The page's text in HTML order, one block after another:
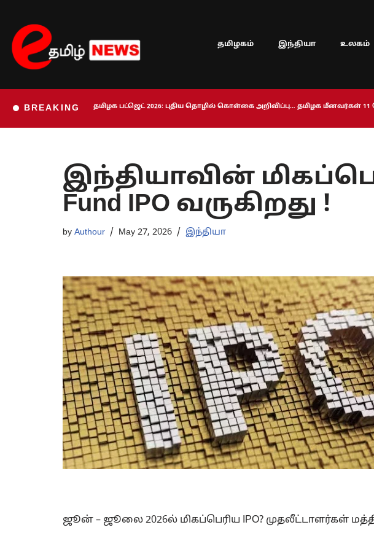
Skip
to
content
தமிழகம் இந்தியா உலகம்
BREAKING தமிழக பட்ஜெட் 2026: புதிய தொழில் கொள்கை அறிவிப்பு… தமிழக மீனவர்கள்
இந்தியாவின்
Fund IPO வருகிறது !
by Authour May 27, 2026 இந்தியா
ஜூன் – ஜூலை 2026ல் மிகப்பெரிய IPO? முதலீட்டாளர்கள்